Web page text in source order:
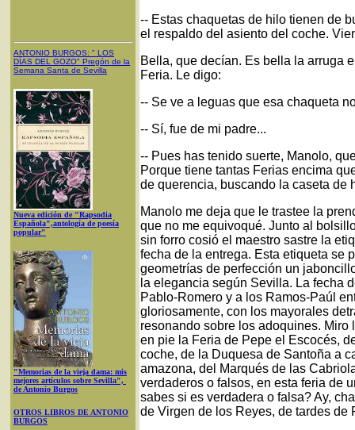
ANTONIO BURGOS: " LOS
DÍAS DEL GOZO" Pregón de la
Semana Santa de Sevilla
Nueva edición de "Rapsodia
Española",antología de poesía
popular"
"Memorias de la vieja dama: mis
mejores artículos sobre Sevilla",
de Antonio Burgos
OTROS LIBROS DE ANTONIO
BURGOS
-- Estas chaquetas de hilo tienen de
el respaldo del asiento del coche.
Bella, que decían. Es bella la arruga
Feria. Le digo:
-- Se ve a leguas que esa chaqueta
-- Sí, fue de mi padre...
-- Pues has tenido suerte, Manolo,
Porque tiene tantas Ferias encima
de querencia, buscando la caseta de
Manolo me deja que le trastee la
que no me equivoqué. Junto al
sin forro cosió el maestro sastre la
fecha de la entrega. Esta etiqueta se
geometrías de perfección un
la elegancia según Sevilla. La fecha
Pablo-Romero y a los Ramos-Paúl
gloriosamente, con los mayorales
resonando sobre los adoquines.
en pie la Feria de Pepe el Escocés,
coche, de la Duquesa de Santoña a
amazona, del Marqués de las
verdaderos o falsos, en esta feria de
sabes si es verdadera o falsa? Ay,
de Virgen de los Reyes, de tardes de